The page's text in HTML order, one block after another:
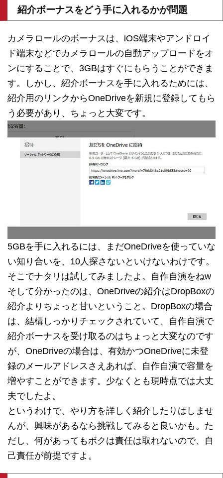
紹介ボーナスをどう手に入れるかが問題
カメラロールのボーナスは、iOS端末やアンドロイ
ド端末などでカメラロールの自動アップロードをオ
ンにすることで、3GBはすぐにもらうことができま
す。しかし、紹介ボーナスを手に入れるためには、
紹介用のリンクからOneDriveを新規に登録してもら
う必要があり、ちょっと大変です。
5GBを手に入れるには、まだOneDriveを使っていな
い知り合いを、10人探さないといけないわけです。
そこでナタリは試してみましたよ。自作自演をねw
そして分かったのは、OneDriveの紹介はDropBoxの
紹介よりちょっと甘いということ。DropBoxの場合
は、結構しっかりチェックされていて、自作自演で
紹介ボーナスを受け取るのはちょっと大変なのです
が、OneDriveの場合は、有効かつOneDriveに未登
録のメールアドレスさえあれば、自作自演で容量を
増やすことができます。少なくとも現時点では大丈
夫でしたよ。
というわけで、やり方を詳しく紹介したりはしませ
んが、興味があるなら挑戦してみると良いかも。た
だし、何があってもボクは責任は取れないので、自
己責任が前提ですよ。